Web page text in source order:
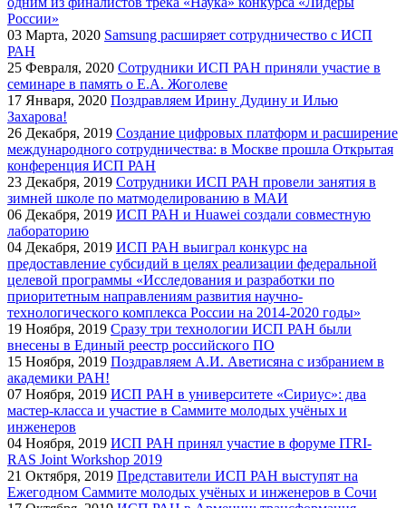
России»
03 Марта, 2020 Samsung расширяет сотрудничество с ИСП
РАН
25 Февраля, 2020 Сотрудники ИСП РАН приняли участие в
семинаре в память о Е.А. Жоголеве
17 Января, 2020 Поздравляем Ирину Дудину и Илью
Захарова!
26 Декабря, 2019 Создание цифровых платформ и расширение
международного сотрудничества: в Москве прошла Открытая
конференция ИСП РАН
23 Декабря, 2019 Сотрудники ИСП РАН провели занятия в
зимней школе по матмоделированию в МАИ
06 Декабря, 2019 ИСП РАН и Huawei создали совместную
лабораторию
04 Декабря, 2019 ИСП РАН выиграл конкурс на
предоставление субсидий в целях реализации федеральной
целевой программы «Исследования и разработки по
приоритетным направлениям развития научно-
технологического комплекса России на 2014-2020 годы»
19 Ноября, 2019 Сразу три технологии ИСП РАН были
внесены в Единый реестр российского ПО
15 Ноября, 2019 Поздравляем А.И. Аветисяна c избранием в
академики РАН!
07 Ноября, 2019 ИСП РАН в университете «Сириус»: два
мастер-класса и участие в Саммите молодых учёных и
инженеров
04 Ноября, 2019 ИСП РАН принял участие в форуме ITRI-
RAS Joint Workshop 2019
21 Октября, 2019 Представители ИСП РАН выступят на
Ежегодном Саммите молодых учёных и инженеров в Сочи